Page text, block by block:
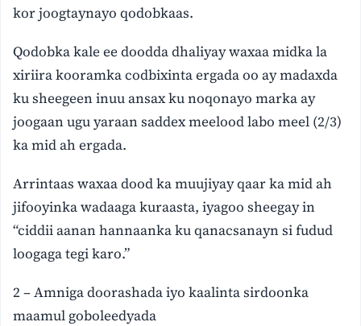
kor joogtaynayo qodobkaas.
Qodobka kale ee doodda dhaliyay waxaa midka la
xiriira kooramka codbixinta ergada oo ay madaxda
ku sheegeen inuu ansax ku noqonayo marka ay
joogaan ugu yaraan saddex meelood labo meel (2/3)
ka mid ah ergada.
Arrintaas waxaa dood ka muujiyay qaar ka mid ah
jifooyinka wadaaga kuraasta, iyagoo sheegay in
“ciddii aanan hannaanka ku qanacsanayn si fudud
loogaga tegi karo.”
2 – Amniga doorashada iyo kaalinta sirdoonka
maamul goboleedyada